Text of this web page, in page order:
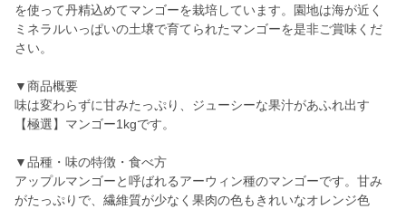
を使って丹精込めてマンゴーを栽培しています。園地は海が近く
ミネラルいっぱいの土壌で育てられたマンゴーを是非ご賞味くだ
さい。
▼商品概要
味は変わらずに甘みたっぷり、ジューシーな果汁があふれ出す
【極選】マンゴー1kgです。
▼品種・味の特徴・食べ方
アップルマンゴーと呼ばれるアーウィン種のマンゴーです。甘み
がたっぷりで、繊維質が少なく果肉の色もきれいなオレンジ色